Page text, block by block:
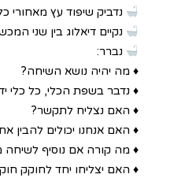
נדביק שיפוד עץ מאחורי
נקיים דיאלוג בין שני
נברר:
♦ מה יהיה נושא השיחה?
♦ נדבר בשפת הכלי, כל כלי
♦ האם נצליח לתקשר?
♦ האם אנחנו יכולים להבין
♦ מה קורה אם נוסיף לשיחה
♦ האם יצליחו יחד לחוקק